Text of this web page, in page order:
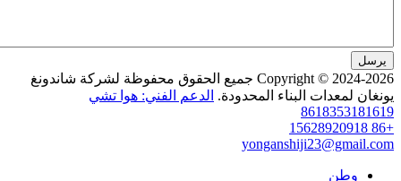
Copyright © 2024-2026 جميع الحقوق محفوظة لشركة شاندونغ
البناء المحدودة. الدعم الفني: هوا تشي